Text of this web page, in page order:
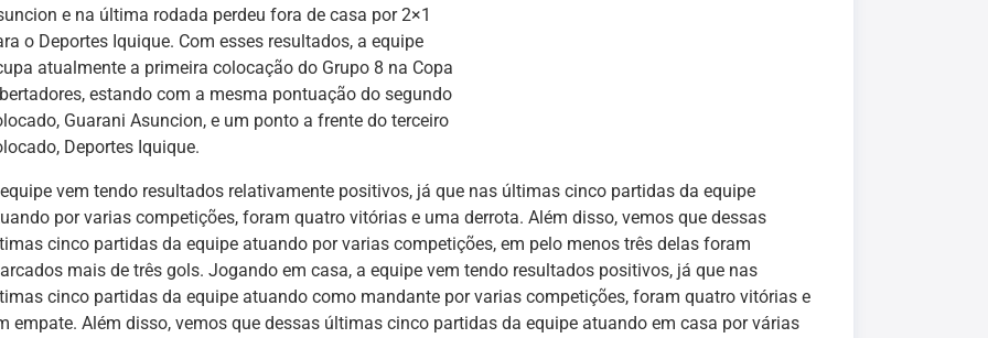
e na última rodada perdeu fora de casa por 2×1
o Deportes Iquique. Com esses resultados, a equipe
atualmente a primeira colocação do Grupo 8 na Copa
estando com a mesma pontuação do segundo
Guarani Asuncion, e um ponto a frente do terceiro
Deportes Iquique.
vem tendo resultados relativamente positivos, já que nas últimas cinco partidas da equipe
por varias competições, foram quatro vitórias e uma derrota. Além disso, vemos que dessas
cinco partidas da equipe atuando por varias competições, em pelo menos três delas foram
mais de três gols. Jogando em casa, a equipe vem tendo resultados positivos, já que nas
cinco partidas da equipe atuando como mandante por varias competições, foram quatro vitórias e
empate. Além disso, vemos que dessas últimas cinco partidas da equipe atuando em casa por várias